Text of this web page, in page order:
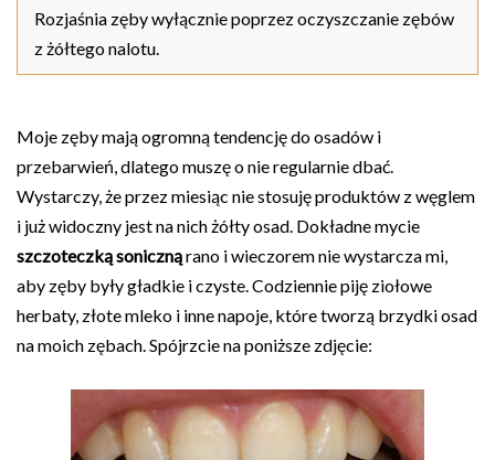
Rozjaśnia zęby wyłącznie poprzez oczyszczanie zębów
z żółtego nalotu.
Moje zęby mają ogromną tendencję do osadów i
przebarwień, dlatego muszę o nie regularnie dbać.
Wystarczy, że przez miesiąc nie stosuję produktów z węglem
i już widoczny jest na nich żółty osad. Dokładne mycie
szczoteczką sonicznąrano i wieczorem nie wystarcza mi,
aby zęby były gładkie i czyste. Codziennie piję ziołowe
herbaty, złote mleko i inne napoje, które tworzą brzydki osad
na moich zębach. Spójrzcie na poniższe zdjęcie: